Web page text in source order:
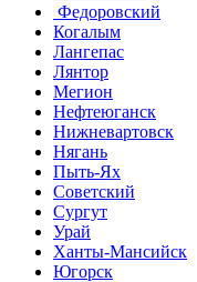
Федоровский
Когалым
Лангепас
Лянтор
Мегион
Нефтеюганск
Нижневартовск
Нягань
Пыть-Ях
Советский
Сургут
Урай
Ханты-Мансийск
Югорск